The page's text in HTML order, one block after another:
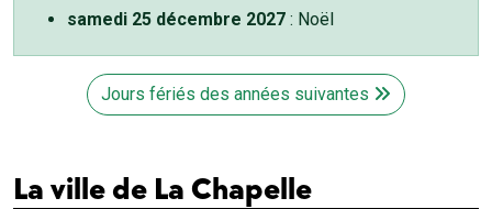
samedi 25 décembre 2027 : Noël
Jours fériés des années suivantes
La ville de La Chapelle